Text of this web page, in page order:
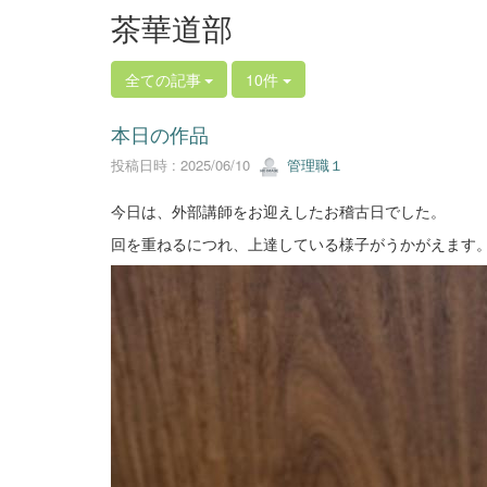
茶華道部
全ての記事 10件
本日の作品
投稿日時 : 2025/06/10 管理職１
今日は、外部講師をお迎えしたお稽古日でした。
回を重ねるにつれ、上達している様子がうかがえます